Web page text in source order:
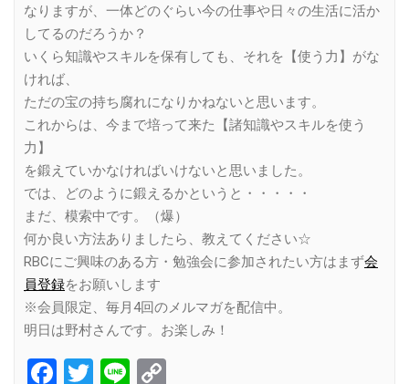
なりますが、一体どのぐらい今の仕事や日々の生活に活か
してるのだろうか？
いくら知識やスキルを保有しても、それを【使う力】がな
ければ、
ただの宝の持ち腐れになりかねないと思います。
これからは、今まで培って来た【諸知識やスキルを使う
力】
を鍛えていかなければいけないと思いました。
では、どのように鍛えるかというと・・・・・
まだ、模索中です。（爆）
何か良い方法ありましたら、教えてください☆
RBCにご興味のある方・勉強会に参加されたい方はまず会
員登録をお願いします
※会員限定、毎月4回のメルマガを配信中。
明日は野村さんです。お楽しみ！
Facebook
Twitter
Line